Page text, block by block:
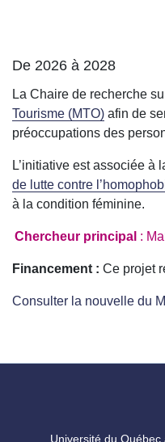
De 2026 à 2028
La Chaire de recherche
Tourisme (MTO) afin de
préoccupations des
L’initiative est associée
de lutte contre
à la condition féminine.
Chercheur principal :
Financement : Ce projet
Consulter la nouvelle du
Université du Québec